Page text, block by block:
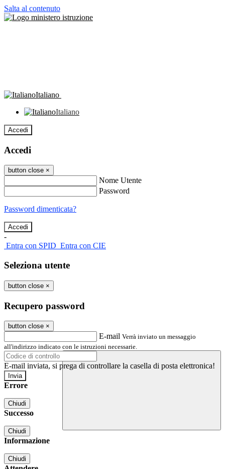
Salta al contenuto
Italiano
Italiano
Accedi
Accedi
button close ×
Nome Utente
Password
Password dimenticata?
-
Entra con SPID Entra con CIE
Seleziona utente
button close ×
Recupero password
button close ×
E-mail Verrà inviato un messaggio
all'indirizzo indicato con le istruzioni necessarie.
E-mail inviata, si prega di controllare la casella di posta elettronica!
Errore
Chiudi
Successo
Chiudi
Informazione
Chiudi